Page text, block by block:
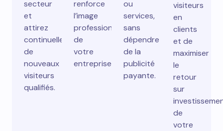
secteur
et
attirez
continuellement
de
nouveaux
visiteurs
qualifiés.
renforce
l’image
professionnelle
de
votre
entreprise.
ou
services,
sans
dépendre
de la
publicité
payante.
visiteurs
en
clients
et de
maximiser
le
retour
sur
de
votre